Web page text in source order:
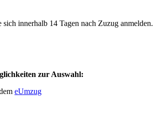
innerhalb 14 Tagen nach Zuzug anmelden.
zur Auswahl:
eUmzug